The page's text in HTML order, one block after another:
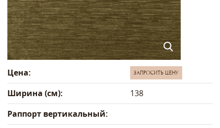
Цена: ЗАПРОСИТЬ ЦЕНУ
Ширина (см):
138
Раппорт вертикальный: